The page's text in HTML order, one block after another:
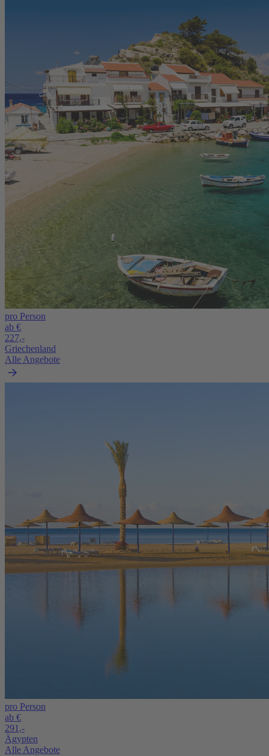
pro Person
ab €
227,-
Griechenland
Alle Angebote
pro Person
ab €
291,-
Ägypten
Alle Angebote